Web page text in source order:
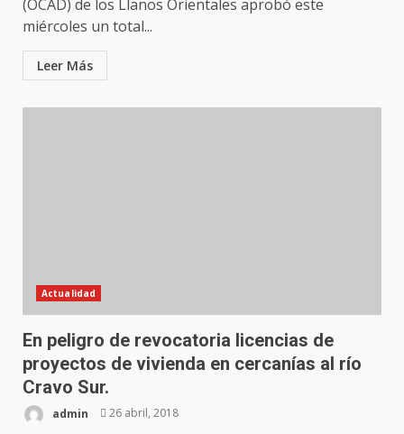
(OCAD) de los Llanos Orientales aprobó este
miércoles un total...
Leer Más
Actualidad
En peligro de revocatoria licencias de
proyectos de vivienda en cercanías al río
Cravo Sur.
admin 26 abril, 2018